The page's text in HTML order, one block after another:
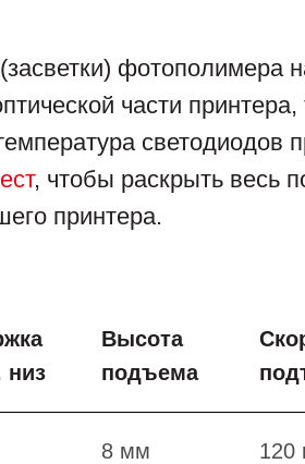
фотополимера
части
светодиодов
, чтобы раскрыть весь
принтера.
низ
Высота
подъема
8 мм
120